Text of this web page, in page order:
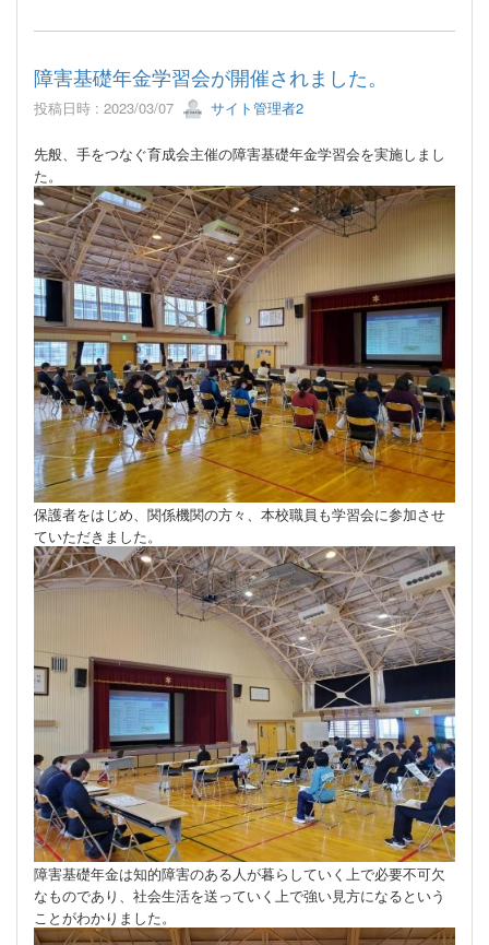
障害基礎年金学習会が開催されました。
投稿日時 : 2023/03/07 サイト管理者2
先般、手をつなぐ育成会主催の障害基礎年金学習会を実施しまし
た。
保護者をはじめ、関係機関の方々、本校職員も学習会に参加させ
ていただきました。
障害基礎年金は知的障害のある人が暮らしていく上で必要不可欠
なものであり、社会生活を送っていく上で強い見方になるという
ことがわかりました。